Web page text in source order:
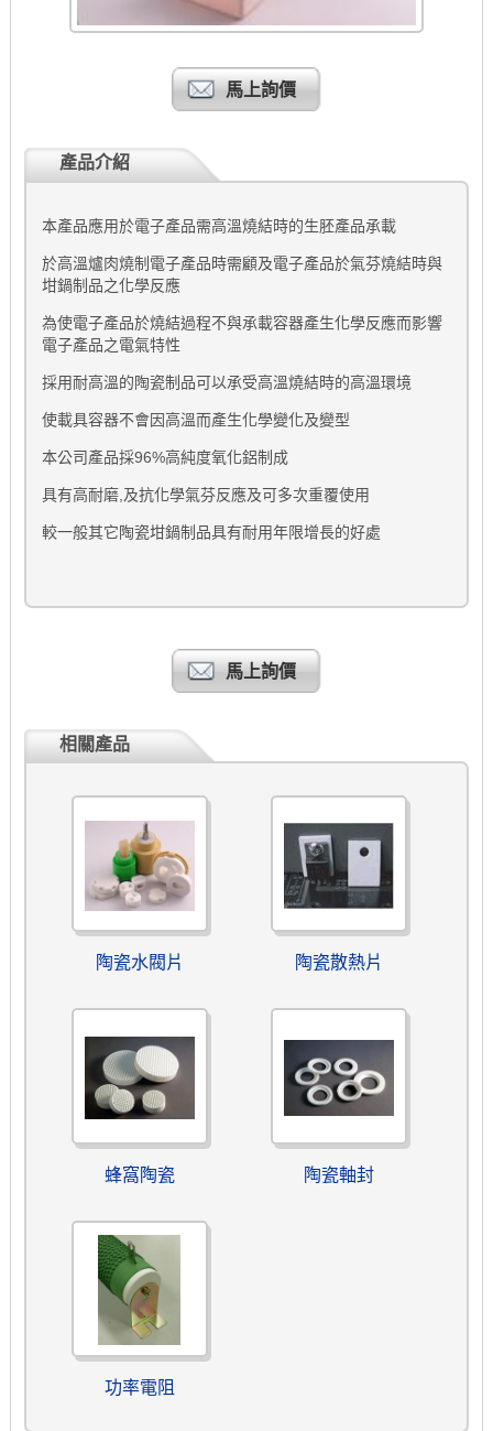
馬上詢價
產品介紹
本產品應用於電子產品需高溫燒結時的生胚產品承載
於高溫爐肉燒制電子產品時需顧及電子產品於氣芬燒結時與
坩鍋制品之化學反應
為使電子產品於燒結過程不與承載容器產生化學反應而影響
電子產品之電氣特性
採用耐高溫的陶瓷制品可以承受高溫燒結時的高溫環境
使載具容器不會因高溫而產生化學變化及變型
本公司產品採96%高純度氧化鋁制成
具有高耐磨,及抗化學氣芬反應及可多次重覆使用
較一般其它陶瓷坩鍋制品具有耐用年限增長的好處
馬上詢價
相關產品
陶瓷水閥片 陶瓷散熱片
蜂窩陶瓷 陶瓷軸封
功率電阻